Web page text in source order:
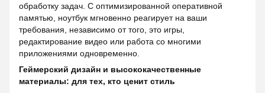
обработку задач. С оптимизированной оперативной
памятью, ноутбук мгновенно реагирует на ваши
требования, независимо от того, это игры,
редактирование видео или работа со многими
приложениями одновременно.
Геймерский дизайн и высококачественные
материалы: для тех, кто ценит стиль